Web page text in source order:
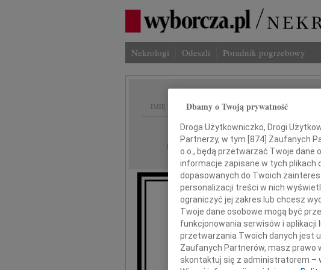
Nekrologi Odeszli Poradnik pogrzebowy
IMIĘ I NAZWISKO:
REGION: cała Polska
DATA EMISJI: 24.09.2009
Z ogromnym żalem
że w dniu 20
Dbamy o Twoją prywatność
Droga Użytkowniczko, Drogi
Partnerzy, w tym [874] Zaufanych
o.o., będą przetwarzać Twoje dane
informacje zapisane w tych plikach
dopasowanych do Twoich
personalizacji treści w nich
ograniczyć jej zakres lub chcesz
Twoje dane osobowe mogą być
funkcjonowania serwisów i aplikacji
przetwarzania Twoich danych jest
Zaufanych Partnerów, masz prawo
skontaktuj się z administratorem –